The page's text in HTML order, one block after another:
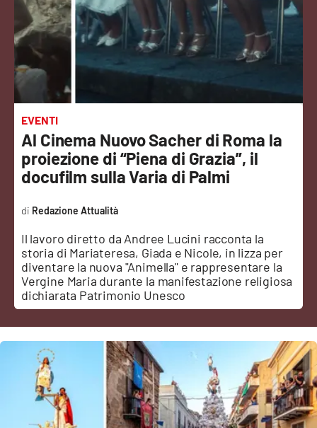
Sanità
Sport
Podcast
Meteo
VIDEO
Ambiente
Cronaca
Cultura
Economia e Lavoro
Politica
EVENTI
Al Cinema Nuovo Sacher di Roma la
proiezione di “Piena di Grazia”, il
docufilm sulla Varia di Palmi
Il lavoro diretto da Andree Lucini racconta la
storia di Mariateresa, Giada e Nicole, in lizza per
diventare la nuova "Animella" e rappresentare la
Vergine Maria durante la manifestazione religiosa
dichiarata Patrimonio Unesco
Redazione Attualità